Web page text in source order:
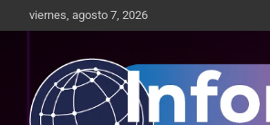
viernes, agosto 7, 2026